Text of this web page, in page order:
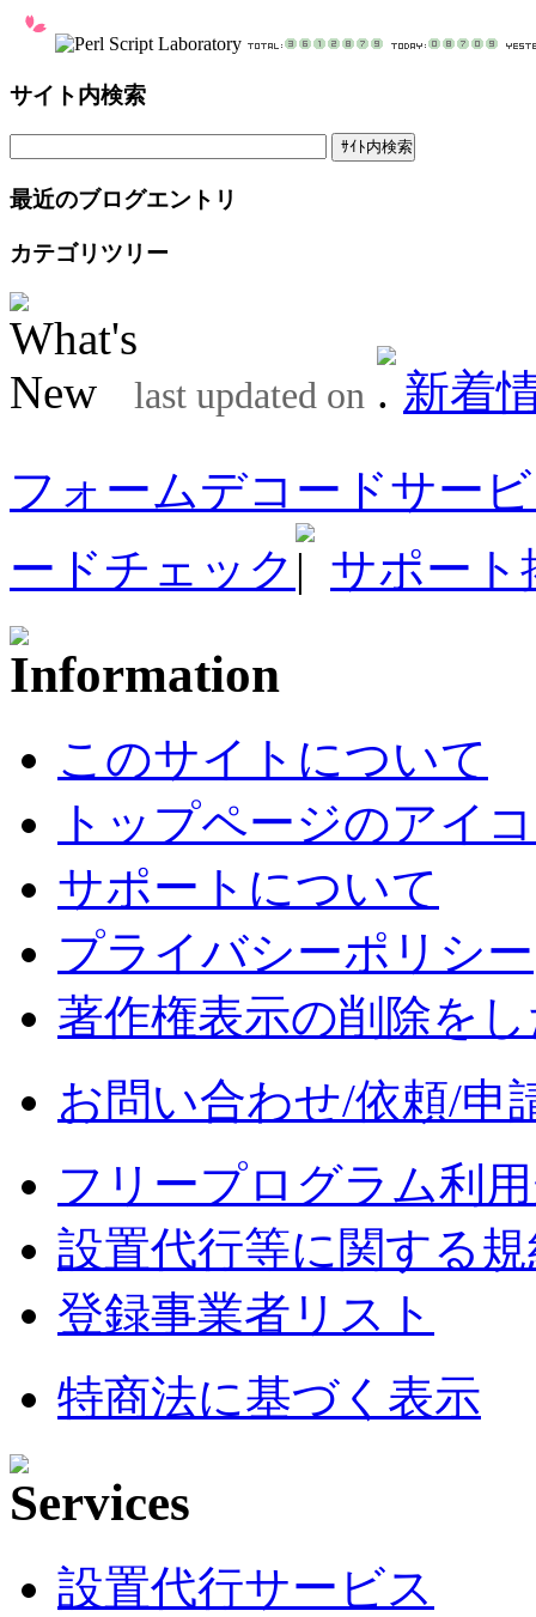
サイト内検索
最近のブログエントリ
カテゴリツリー
last updated on
新着
フォームデコードサー
ードチェック
サポート
このサイトについて
トップページのアイ
サポートについて
プライバシーポリシー
著作権表示の削除を
お問い合わせ/依頼/申
フリープログラム利
設置代行等に関する
登録事業者リスト
特商法に基づく表示
設置代行サービス